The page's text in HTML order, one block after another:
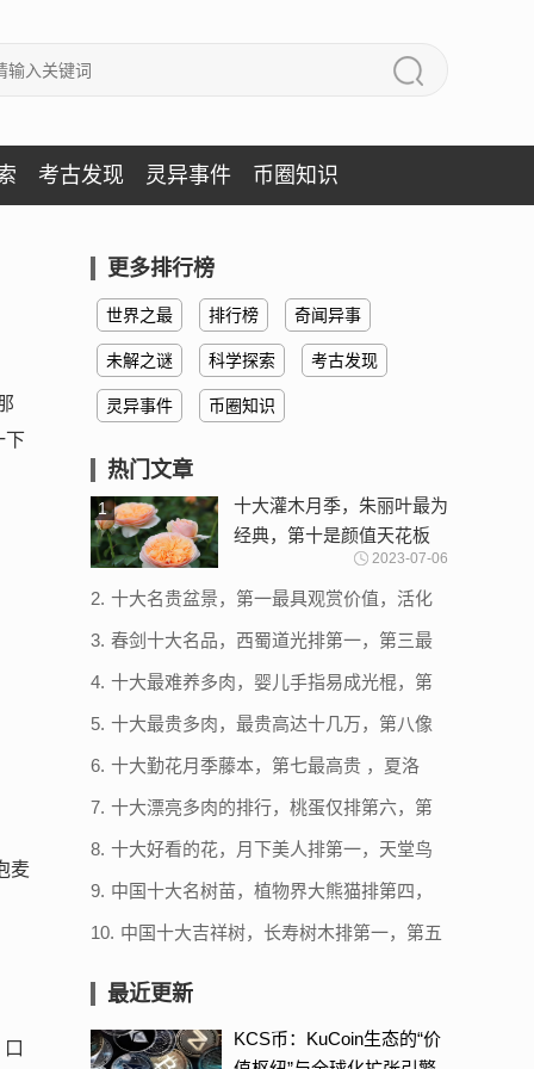
考古发现 灵异事件 币圈知识
下
麦
更多排行榜
世界之最 排行榜 奇闻异事
未解之谜 科学探索 考古发现
灵异事件 币圈知识
热门文章
1
十大灌木月季，朱丽叶最为
经典，第十是颜值天花板
2023-07-06
2. 十大名贵盆景，第一最具观赏价值，活化
3. 春剑十大名品，西蜀道光排第一，第三最
4. 十大最难养多肉，婴儿手指易成光棍，第
5. 十大最贵多肉，最贵高达十几万，第八像
6. 十大勤花月季藤本，第七最高贵 ，夏洛
7. 十大漂亮多肉的排行，桃蛋仅排第六，第
8. 十大好看的花，月下美人排第一，天堂鸟
9. 中国十大名树苗，植物界大熊猫排第四，
10. 中国十大吉祥树，长寿树木排第一，第五
最近更新
KCS币：KuCoin生态的“价